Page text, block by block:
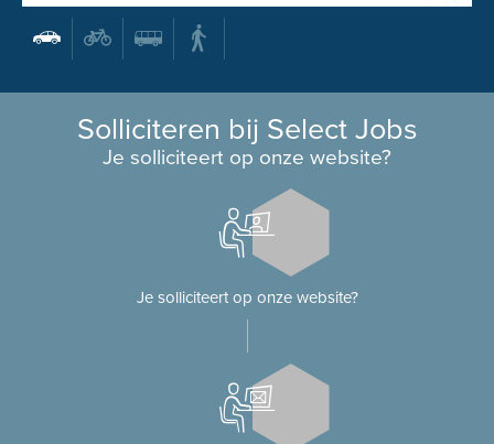
Solliciteren bij Select Jobs
Je solliciteert op onze website?
Je solliciteert op onze website?